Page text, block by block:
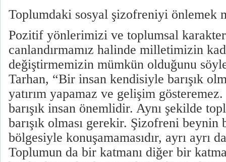
Toplumdaki sosyal şizofreniyi önlemek
Pozitif yönlerimizi ve toplumsal
canlandırmamız halinde milletimizin
değiştirmemizin mümkün olduğunu
Tarhan, “Bir insan kendisiyle barışık
yatırım yapamaz ve gelişim
barışık insan önemlidir. Aynı şekilde
barışık olması gerekir. Şizofreni
bölgesiyle konuşamamasıdır, ayrı ayrı
Toplumun da bir katmanı diğer bir